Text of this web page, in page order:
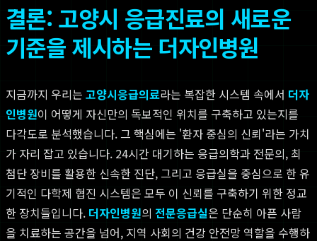
결론: 고양시 응급진료의 새로운
기준을 제시하는 더자인병원
지금까지 우리는 고양시응급의료라는 복잡한 시스템 속에서 더자
인병원이 어떻게 자신만의 독보적인 위치를 구축하고 있는지를
다각도로 분석했습니다. 그 핵심에는 '환자 중심의 신뢰'라는 가치
가 자리 잡고 있습니다. 24시간 대기하는 응급의학과 전문의, 최
첨단 장비를 활용한 신속한 진단, 그리고 응급실을 중심으로 한 유
기적인 다학제 협진 시스템은 모두 이 신뢰를 구축하기 위한 정교
한 장치들입니다. 더자인병원의 전문응급실은 단순히 아픈 사람
을 치료하는 공간을 넘어, 지역 사회의 건강 안전망 역할을 수행하